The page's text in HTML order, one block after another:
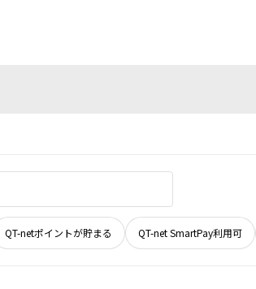
QT-netポイントが貯まる QT-net SmartPay利用可